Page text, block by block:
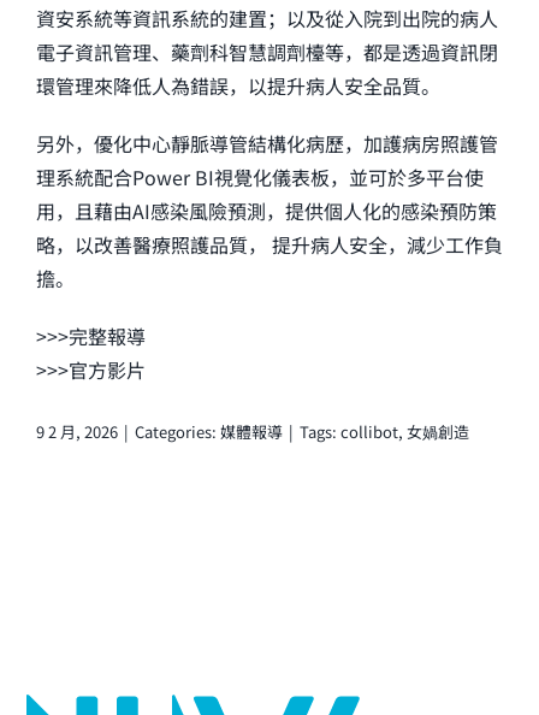
資安系統等資訊系統的建置；以及從入院到出院的病人
電子資訊管理、藥劑科智慧調劑檯等，都是透過資訊閉
環管理來降低人為錯誤，以提升病人安全品質。
另外，優化中心靜脈導管結構化病歷，加護病房照護管
理系統配合Power BI視覺化儀表板，並可於多平台使
用，且藉由AI感染風險預測，提供個人化的感染預防策
略，以改善醫療照護品質， 提升病人安全，減少工作負
擔。
>>>完整報導
>>>官方影片
9 2 月, 2026 | Categories: 媒體報導 | Tags: collibot, 女媧創造